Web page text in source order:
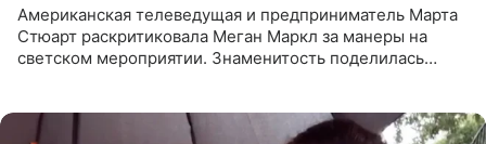
Американская телеведущая и предприниматель Марта
Стюарт раскритиковала Меган Маркл за манеры на
светском мероприятии. Знаменитость поделилась